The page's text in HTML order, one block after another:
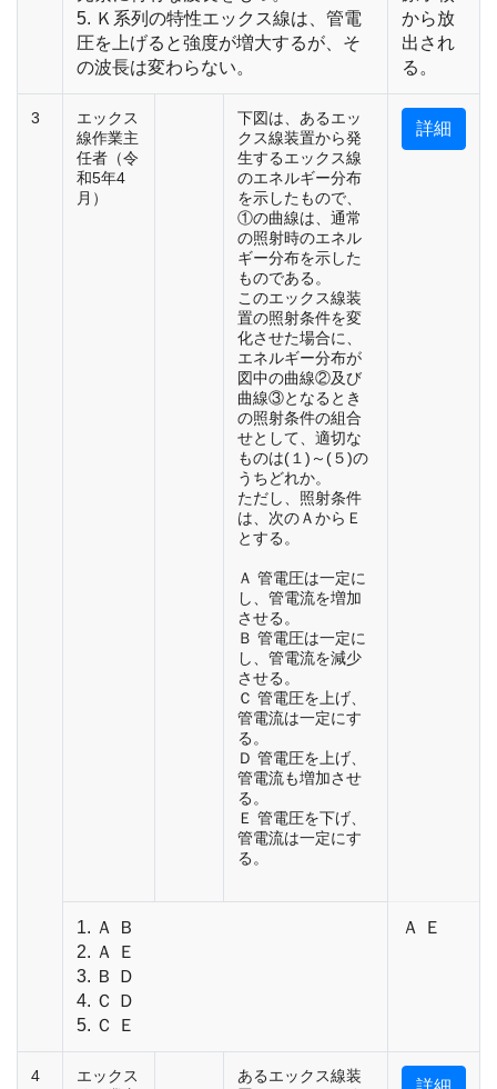
5. Ｋ系列の特性エックス線は、管電
圧を上げると強度が増大するが、そ
の波長は変わらない。
から放
出され
る。
3
エックス
線作業主
任者（令
和5年4
月）
下図は、あるエッ
クス線装置から発
生するエックス線
のエネルギー分布
を示したもので、
①の曲線は、通常
の照射時のエネル
ギー分布を示した
ものである。
このエックス線装
置の照射条件を変
化させた場合に、
エネルギー分布が
図中の曲線②及び
曲線③となるとき
の照射条件の組合
せとして、適切な
ものは(１)～(５)の
うちどれか。
ただし、照射条件
は、次のＡからＥ
とする。
Ａ 管電圧は一定に
し、管電流を増加
させる。
Ｂ 管電圧は一定に
し、管電流を減少
させる。
Ｃ 管電圧を上げ、
管電流は一定にす
る。
Ｄ 管電圧を上げ、
管電流も増加させ
る。
Ｅ 管電圧を下げ、
管電流は一定にす
る。
詳細
1. Ａ Ｂ
2. Ａ Ｅ
3. Ｂ Ｄ
4. Ｃ Ｄ
5. Ｃ Ｅ
Ａ Ｅ
4
エックス
あるエックス線装